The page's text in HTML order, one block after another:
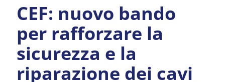
CEF: nuovo bando
per rafforzare la
sicurezza e la
riparazione dei cavi